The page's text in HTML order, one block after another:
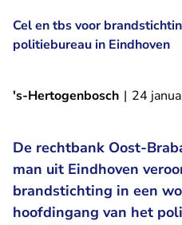
Cel en tbs voor
politiebureau in Eindhoven
's-Hertogenbosch | 24
De rechtbank Oost-
man uit Eindhoven
brandstichting in een
hoofdingang van het